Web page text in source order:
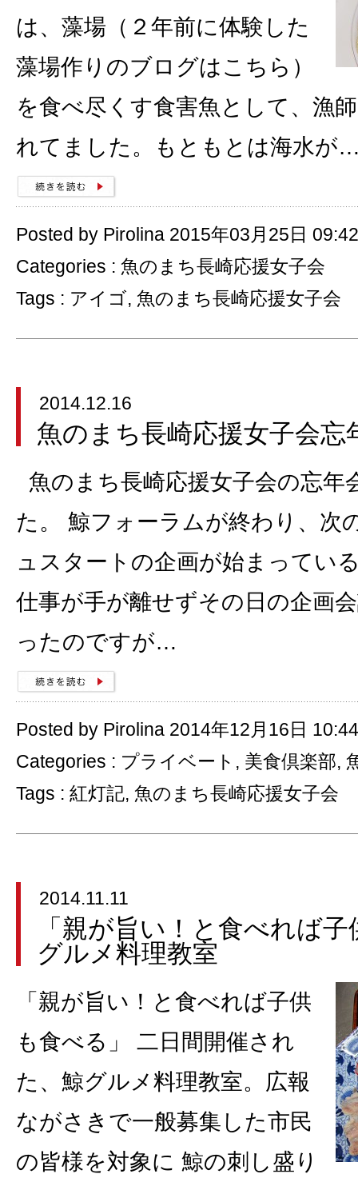
は、藻場（２年前に体験した
藻場作りのブログはこちら）
を食べ尽くす食害魚として、漁
れてました。もともとは海水が
Posted by Pirolina 2015年03月25日 09:42
Categories : 魚のまち長崎応援女子会
Tags : アイゴ, 魚のまち長崎応援女子会
2014.12.16
魚のまち長崎応援女子会忘
魚のまち長崎応援女子会の忘年
た。 鯨フォーラムが終わり、次
ュスタートの企画が始まってい
仕事が手が離せずその日の企画
ったのですが…
Posted by Pirolina 2014年12月16日 10:44
Categories : プライベート , 美食倶楽部,
Tags : 紅灯記, 魚のまち長崎応援女子会
2014.11.11
「親が旨い！と食べれば
グルメ料理教室
「親が旨い！と食べれば子供
も食べる」 二日間開催され
た、鯨グルメ料理教室。広報
ながさきで一般募集した市民
の皆様を対象に 鯨の刺し盛り